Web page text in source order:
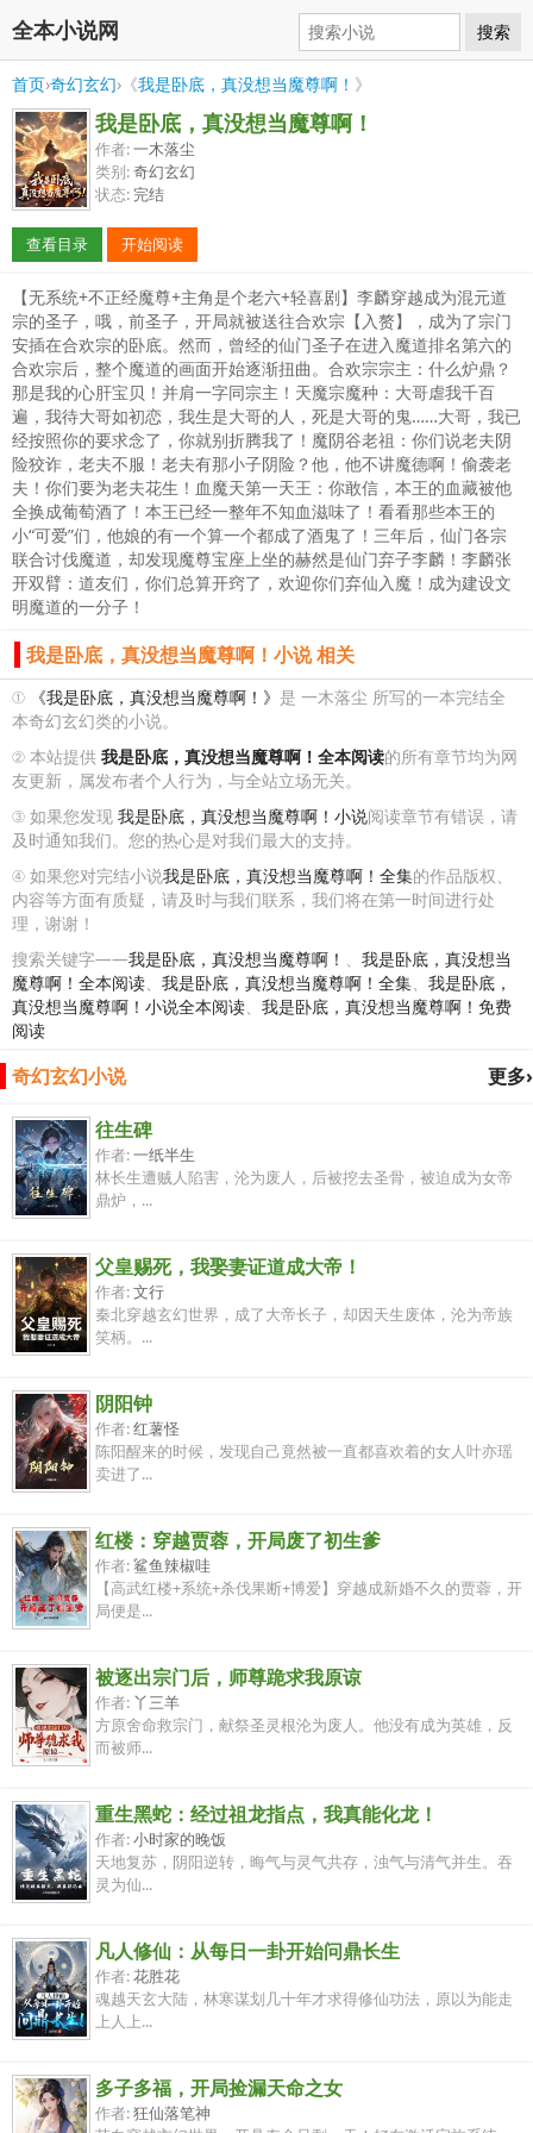
全本小说网 搜索
首页›奇幻玄幻›《我是卧底，真没想当魔尊啊！ 》
我是卧底，真没想当魔尊啊！
作者:一木落尘
类别:奇幻玄幻
状态: 完结
查看目录 开始阅读
【无系统+不正经魔尊+主角是个老六+轻喜剧】李麟穿越成为混元道
宗的圣子，哦，前圣子，开局就被送往合欢宗【入赘】，成为了宗门
安插在合欢宗的卧底。然而，曾经的仙门圣子在进入魔道排名第六的
合欢宗后，整个魔道的画面开始逐渐扭曲。合欢宗宗主：什么炉鼎？
那是我的心肝宝贝！并肩一字同宗主！天魔宗魔种：大哥虐我千百
遍，我待大哥如初恋，我生是大哥的人，死是大哥的鬼……大哥，我已
经按照你的要求念了，你就别折腾我了！魔阴谷老祖：你们说老夫阴
险狡诈，老夫不服！老夫有那小子阴险？他，他不讲魔德啊！偷袭老
夫！你们要为老夫花生！血魔天第一天王：你敢信，本王的血藏被他
全换成葡萄酒了！本王已经一整年不知血滋味了！看看那些本王的
小“可爱”们，他娘的有一个算一个都成了酒鬼了！三年后，仙门各宗
联合讨伐魔道，却发现魔尊宝座上坐的赫然是仙门弃子李麟！李麟张
开双臂：道友们，你们总算开窍了，欢迎你们弃仙入魔！成为建设文
明魔道的一分子！
我是卧底，真没想当魔尊啊！小说 相关
① 《我是卧底，真没想当魔尊啊！》 是 一木落尘 所写的一本完结全
本奇幻玄幻类的小说。
② 本站提供 我是卧底，真没想当魔尊啊！全本阅读的所有章节均为网
友更新，属发布者个人行为，与全站立场无关。
③ 如果您发现 我是卧底，真没想当魔尊啊！小说阅读章节有错误，请
及时通知我们。您的热心是对我们最大的支持。
④ 如果您对完结小说我是卧底，真没想当魔尊啊！全集的作品版权、
内容等方面有质疑，请及时与我们联系，我们将在第一时间进行处
理，谢谢！
搜索关键字——我是卧底，真没想当魔尊啊！ 、 我是卧底，真没想当
魔尊啊！全本阅读、 我是卧底，真没想当魔尊啊！全集、 我是卧底，
真没想当魔尊啊！小说全本阅读、 我是卧底，真没想当魔尊啊！免费
阅读
更多›
奇幻玄幻小说
往生碑
作者:一纸半生
林长生遭贼人陷害，沦为废人，后被挖去圣骨，被迫成为女帝
鼎炉，...
父皇赐死，我娶妻证道成大帝！
作者:文行
秦北穿越玄幻世界，成了大帝长子，却因天生废体，沦为帝族
笑柄。...
阴阳钟
作者:红薯怪
陈阳醒来的时候，发现自己竟然被一直都喜欢着的女人叶亦瑶
卖进了...
红楼：穿越贾蓉，开局废了初生爹
作者:鲨鱼辣椒哇
【高武红楼+系统+杀伐果断+博爱】穿越成新婚不久的贾蓉，开
局便是...
被逐出宗门后，师尊跪求我原谅
作者: 丫三羊
方原舍命救宗门，献祭圣灵根沦为废人。他没有成为英雄，反
而被师...
重生黑蛇：经过祖龙指点，我真能化龙！
作者:小时家的晚饭
天地复苏，阴阳逆转，晦气与灵气共存，浊气与清气并生。吞
灵为仙...
凡人修仙：从每日一卦开始问鼎长生
作者:花胜花
魂越天玄大陆，林寒谋划几十年才求得修仙功法，原以为能走
上人上...
多子多福，开局捡漏天命之女
作者:狂仙落笔神